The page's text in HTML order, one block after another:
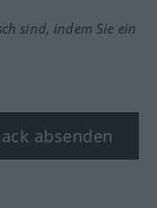
sind, indem Sie ein
absenden